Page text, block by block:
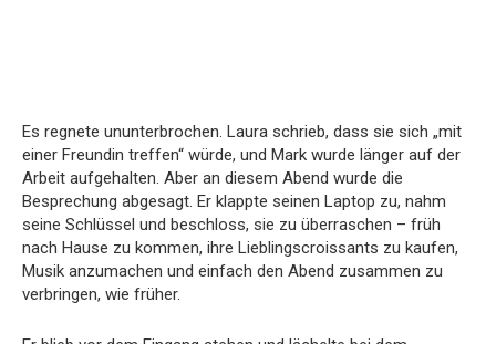
Es regnete ununterbrochen. Laura schrieb, dass sie sich „mit
einer Freundin treffen“ würde, und Mark wurde länger auf der
Arbeit aufgehalten. Aber an diesem Abend wurde die
Besprechung abgesagt. Er klappte seinen Laptop zu, nahm
seine Schlüssel und beschloss, sie zu überraschen – früh
nach Hause zu kommen, ihre Lieblingscroissants zu kaufen,
Musik anzumachen und einfach den Abend zusammen zu
verbringen, wie früher.